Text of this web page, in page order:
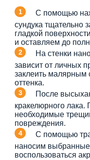
С помощью
сундука тщательно
гладкой
и оставляем до
На стенки
зависит от личных
заклеить малярным
оттенка.
После
кракелюрного
необходимые
повреждения.
С помощью
наносим
воспользоваться